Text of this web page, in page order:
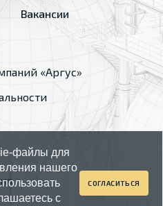
Вакансии
«Аргус»
файлы для
нашего
с
СОГЛАСИТЬСЯ